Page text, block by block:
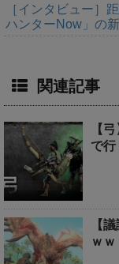
［インタビュー］
ハンターNow」の
関連記事
【
で行
【
ｗｗ